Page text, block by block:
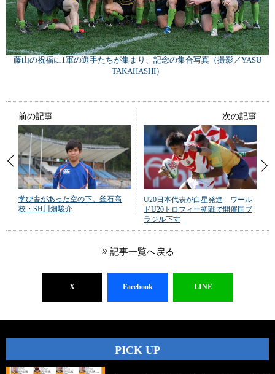
藤山の祝福に1軍の選手たちが集まり、記念の集合写真（撮影／YASU
TAKAHASHI）
前の記事
学び舎があった空の下。釜石高
校・SH川畑駿介
次の記事
U20日本代表が白星発進 ワール
ドU20トロフィー初戦で開催国ブ
ラジル下す
記事一覧へ戻る
X Facebook LINE
PICK UP